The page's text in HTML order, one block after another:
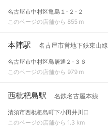
名古屋市中村区亀島１-２-２
このページの店舗から 855 m
本陣駅 名古屋市営地下鉄東山線
名古屋市中村区鳥居通２-３６
このページの店舗から 979 m
西枇杷島駅 名鉄名古屋本線
清須市西枇杷島町下小田井川口
このページの店舗から 1.3 km